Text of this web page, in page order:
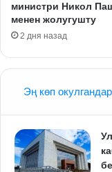
министри Никол
менен жолугушту
2 дня назад
Эң көп окулгандар